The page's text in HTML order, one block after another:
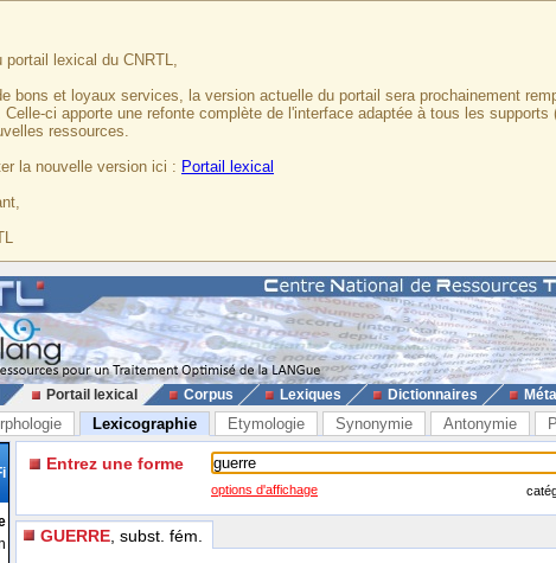
portail lexical du CNRTL,
bons et loyaux services, la version actuelle du portail sera prochainement
Celle-ci apporte une refonte complète de l'interface adaptée à tous les
ressources.
la nouvelle version ici : Portail lexical
Portail lexical Corpus Lexiques Dictionnaires
Lexicographie Etymologie Synonymie Antonymie
Entrez une forme
options d'affichage
GUERRE , subst. fém.